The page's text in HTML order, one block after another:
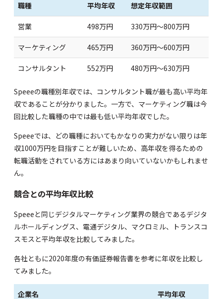
職種 平均年収 想定年収範囲
営業 498万円 330万円～800万円
マーケティング 465万円 360万円～600万円
コンサルタント 552万円 480万円～630万円
Speeeの職種別年収では、コンサルタント職が最も高い平均年
収であることが分かりました。一方で、マーケティング職は今
回比較した職種の中では最も低い平均年収でした。
Speeeでは、どの職種においてもかなりの実力がない限りは年
収1000万円を目指すことが難しいため、高年収を得るための
転職活動をされている方にはあまり向いていないかもしれませ
ん。
競合との平均年収比較
Speeeと同じデジタルマーケティング業界の競合であるデジタ
ルホールディングス、電通デジタル、マクロミル、トランスコ
スモスと平均年収を比較してみました。
各社ともに2020年度の有価証券報告書を参考に年収を比較し
てみました。
企業名 平均年収